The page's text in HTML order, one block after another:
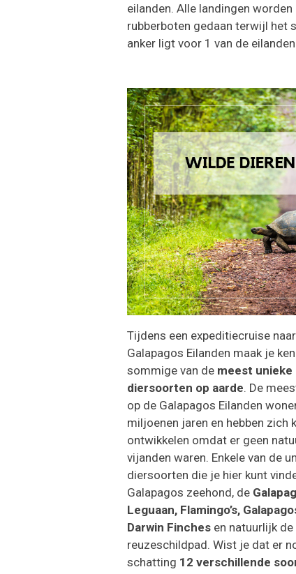
eilanden. Alle landingen
rubberboten gedaan terwijl het
anker ligt voor 1 van de eilanden.
Tijdens een expeditiecruise
Galapagos Eilanden maak je
sommige van de meest unieke
diersoorten op aarde. De
op de Galapagos Eilanden
miljoenen jaren en hebben zich
ontwikkelen omdat er geen
vijanden waren. Enkele van de
diersoorten die je hier kunt
Galapagos zeehond, de
Leguaan, Flamingo’s,
Darwin Finches en natuurlijk
reuzeschildpad. Wist je dat er
schatting 12 verschillende